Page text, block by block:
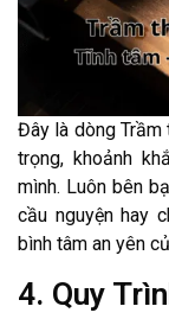
Đây là dòng Trầm
trọng, khoảnh
mình. Luôn bên
cầu nguyện hay
bình tâm an yên
4. Quy